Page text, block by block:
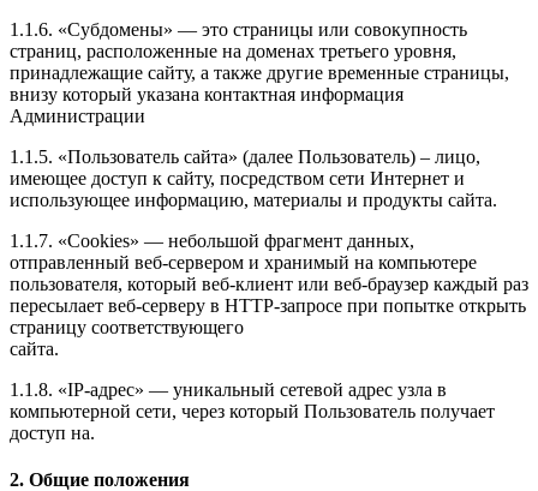
1.1.6. «Субдомены» — это страницы или совокупность
страниц, расположенные на доменах третьего уровня,
принадлежащие сайту, а также другие временные страницы,
внизу который указана контактная информация
Администрации
1.1.5. «Пользователь сайта» (далее Пользователь) – лицо,
имеющее доступ к сайту, посредством сети Интернет и
использующее информацию, материалы и продукты сайта.
1.1.7. «Cookies» — небольшой фрагмент данных,
отправленный веб-сервером и хранимый на компьютере
пользователя, который веб-клиент или веб-браузер каждый раз
пересылает веб-серверу в HTTP-запросе при попытке открыть
страницу соответствующего
сайта.
1.1.8. «IP-адрес» — уникальный сетевой адрес узла в
компьютерной сети, через который Пользователь получает
доступ на.
2. Общие положения